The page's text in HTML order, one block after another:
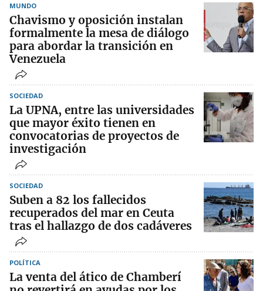
MUNDO
Chavismo y oposición instalan
formalmente la mesa de diálogo
para abordar la transición en
Venezuela
SOCIEDAD
La UPNA, entre las universidades
que mayor éxito tienen en
convocatorias de proyectos de
investigación
SOCIEDAD
Suben a 82 los fallecidos
recuperados del mar en Ceuta
tras el hallazgo de dos cadáveres
POLÍTICA
La venta del ático de Chamberí